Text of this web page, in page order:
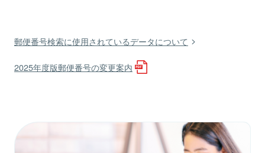
郵便番号検索に使用されているデータについて
2025年度版郵便番号の変更案内